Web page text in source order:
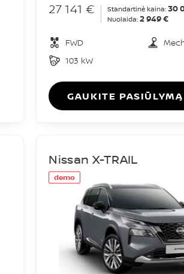
27 141 € Standartinė kaina: 30
Nuolaida: 2 949 €
FWD
103 kW
GAUKITE PASIŪLYMĄ
demo
Nissan X-TRAIL